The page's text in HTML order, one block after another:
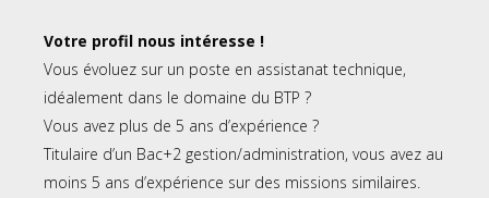
Votre profil nous intéresse !
Vous évoluez sur un poste en assistanat technique,
idéalement dans le domaine du BTP ?
Vous avez plus de 5 ans d’expérience ?
Titulaire d’un Bac+2 gestion/administration, vous avez au
moins 5 ans d’expérience sur des missions similaires.